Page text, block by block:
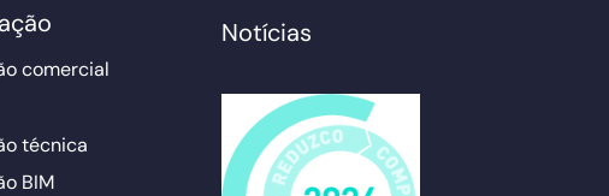
comercial
técnica
BIM
Notícias